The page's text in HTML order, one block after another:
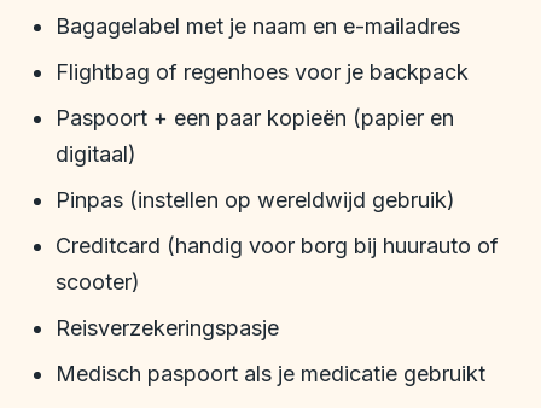
Bagagelabel met je naam en e-mailadres
Flightbag of regenhoes voor je backpack
Paspoort + een paar kopieën (papier en
digitaal)
Pinpas (instellen op wereldwijd gebruik)
Creditcard (handig voor borg bij huurauto of
scooter)
Reisverzekeringspasje
Medisch paspoort als je medicatie gebruikt